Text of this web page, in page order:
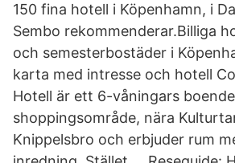
150 fina hotell i Köpenhamn, i
Sembo rekommenderar.Billiga
och semesterbostäder i
karta med intresse och hotell
Hotell är ett 6-våningars
shoppingsområde, nära
Knippelsbro och erbjuder rum